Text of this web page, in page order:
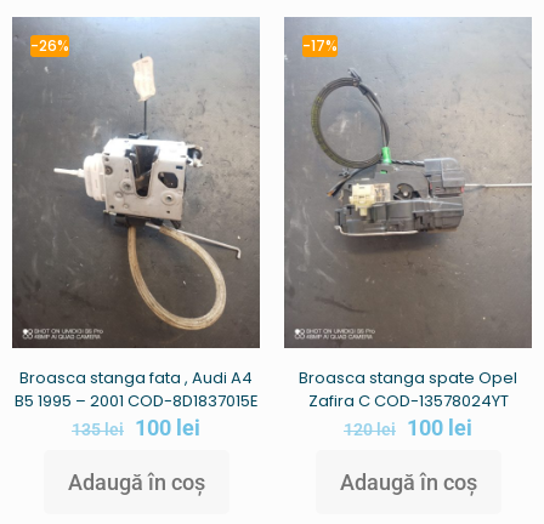
-26%
Broasca stanga fata , Audi A4
B5 1995 – 2001 COD-8D1837015E
135lei 100 lei
Adaugă în coș
-17%
Broasca stanga spate Opel
Zafira C COD-13578024YT
120lei 100 lei
Adaugă în coș